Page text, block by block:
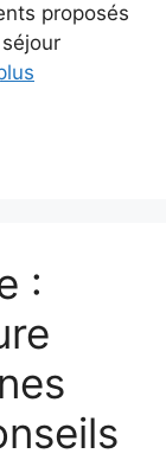
proposés
: